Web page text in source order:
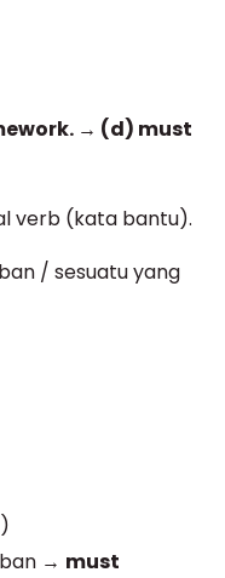
→ (d) must
verb (kata bantu).
/ sesuatu yang
→ must